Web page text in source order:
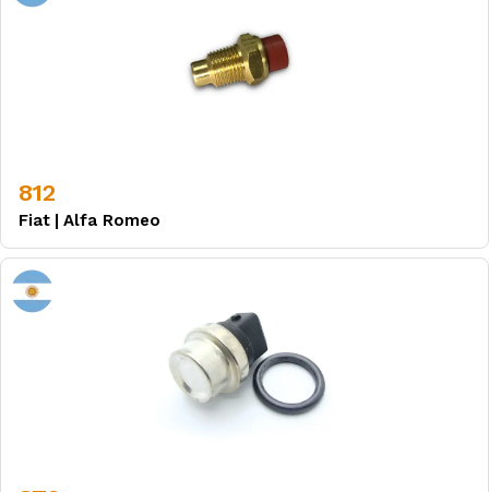
812
Fiat | Alfa Romeo